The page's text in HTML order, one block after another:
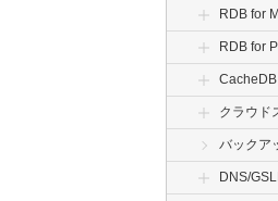
RDB for
RDB for
CacheDB
クラウド
バックア
DNS/